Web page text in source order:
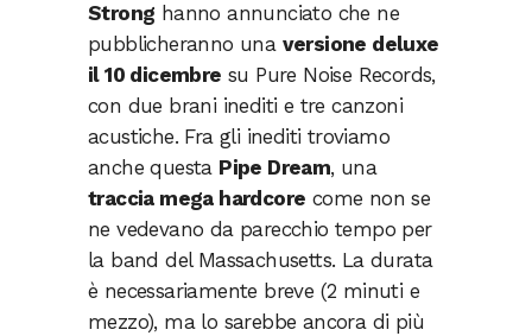
Strong hanno annunciato che ne
pubblicheranno una versione deluxe
il 10 dicembre su Pure Noise Records,
con due brani inediti e tre canzoni
acustiche. Fra gli inediti troviamo
anche questa Pipe Dream, una
traccia mega hardcore come non se
ne vedevano da parecchio tempo per
la band del Massachusetts. La durata
è necessariamente breve (2 minuti e
mezzo), ma lo sarebbe ancora di più